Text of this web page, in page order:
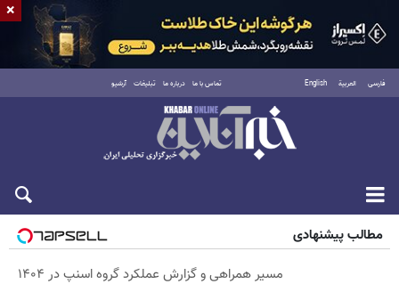
فارسی العربية English تماس با ما درباره ما تبلیغات آرشیو
پنجشنبه ۱۵ مرداد ۱۴۰۵
مطالب پیشنهادی
مسیر همراهی و گزارش عملکرد گروه اسنپ در ۱۴۰۴
×